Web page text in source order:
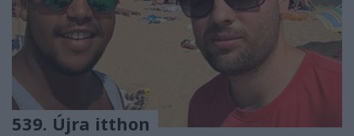
539. Újra itthon